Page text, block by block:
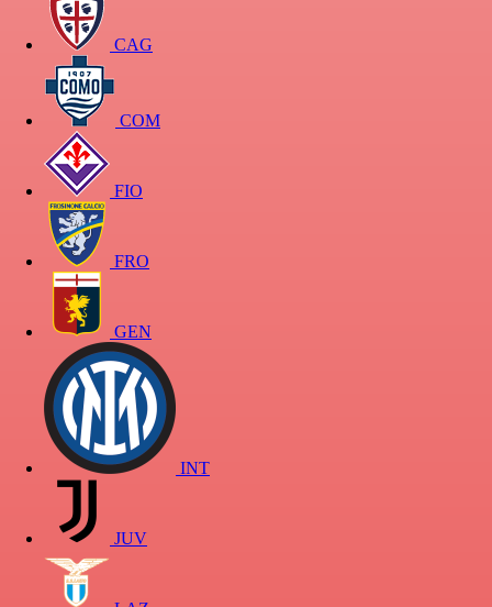
CAG
COM
FIO
FRO
GEN
INT
JUV